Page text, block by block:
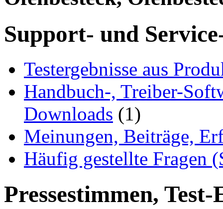
Support- und
Testergebnisse aus
Handbuch-, Treiber-
Downloads (1)
Meinungen, Beiträge,
Häufig gestellte Fragen
Pressestimmen,